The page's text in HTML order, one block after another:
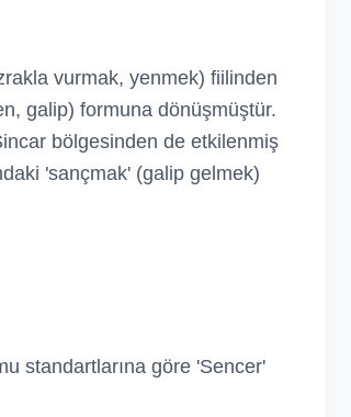
vurmak, yenmek) fiilinden
galip) formuna dönüşmüştür.
bölgesinden de etkilenmiş
'sançmak' (galip gelmek)
standartlarına göre 'Sencer'